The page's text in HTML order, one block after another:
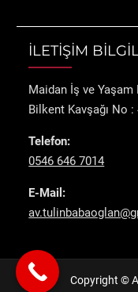
İLETİŞİM
Maidan İş ve
Bilkent Kavşağı No
Telefon:
0546 646 7014
E-Mail:
Copyright ©